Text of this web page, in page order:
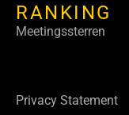
RANKING
Meetingssterren
Privacy Statement